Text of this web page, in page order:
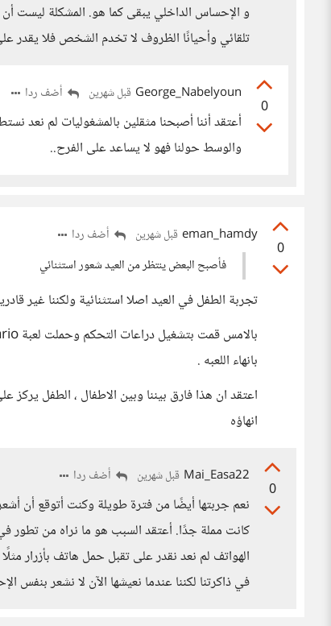
و الإحساس الداخلي يبقى كما هو. المشكلة ليست
تلقائي وأحيانًا الظروف لا تخدم الشخص فلا يقدر
0
George_Nabelyoun قبل شهرين أضف ردا
أعتقد أننا أصبحنا مثقلين بالمشغوليات لم نعد
والوسط حولنا فهو لا يساعد على الفرح..
0
eman_hamdy قبل شهرين
أضف ردا
فأصبح البعض ينتظر من العيد شعور استثنائي
تجربة الطفل في العيد اصلا استثنائية ولكننا غير
بانهاء اللعبه .
اعتقد ان هذا فارق بيننا وبين الاطفال ، الطفل
انهاؤه
0
Mai_Easa22 قبل شهرين أضف ردا
نعم جربتها أيضًا من فترة طويلة وكنت أتوقع أن
كانت مملة جدًا. أعتقد السبب هو ما نراه من تطور
الهواتف لم نعد نقدر على تقبل حمل هاتف بأزرار
في ذاكرتنا لكننا عندما نعيشها الآن لا نشعر بنفس